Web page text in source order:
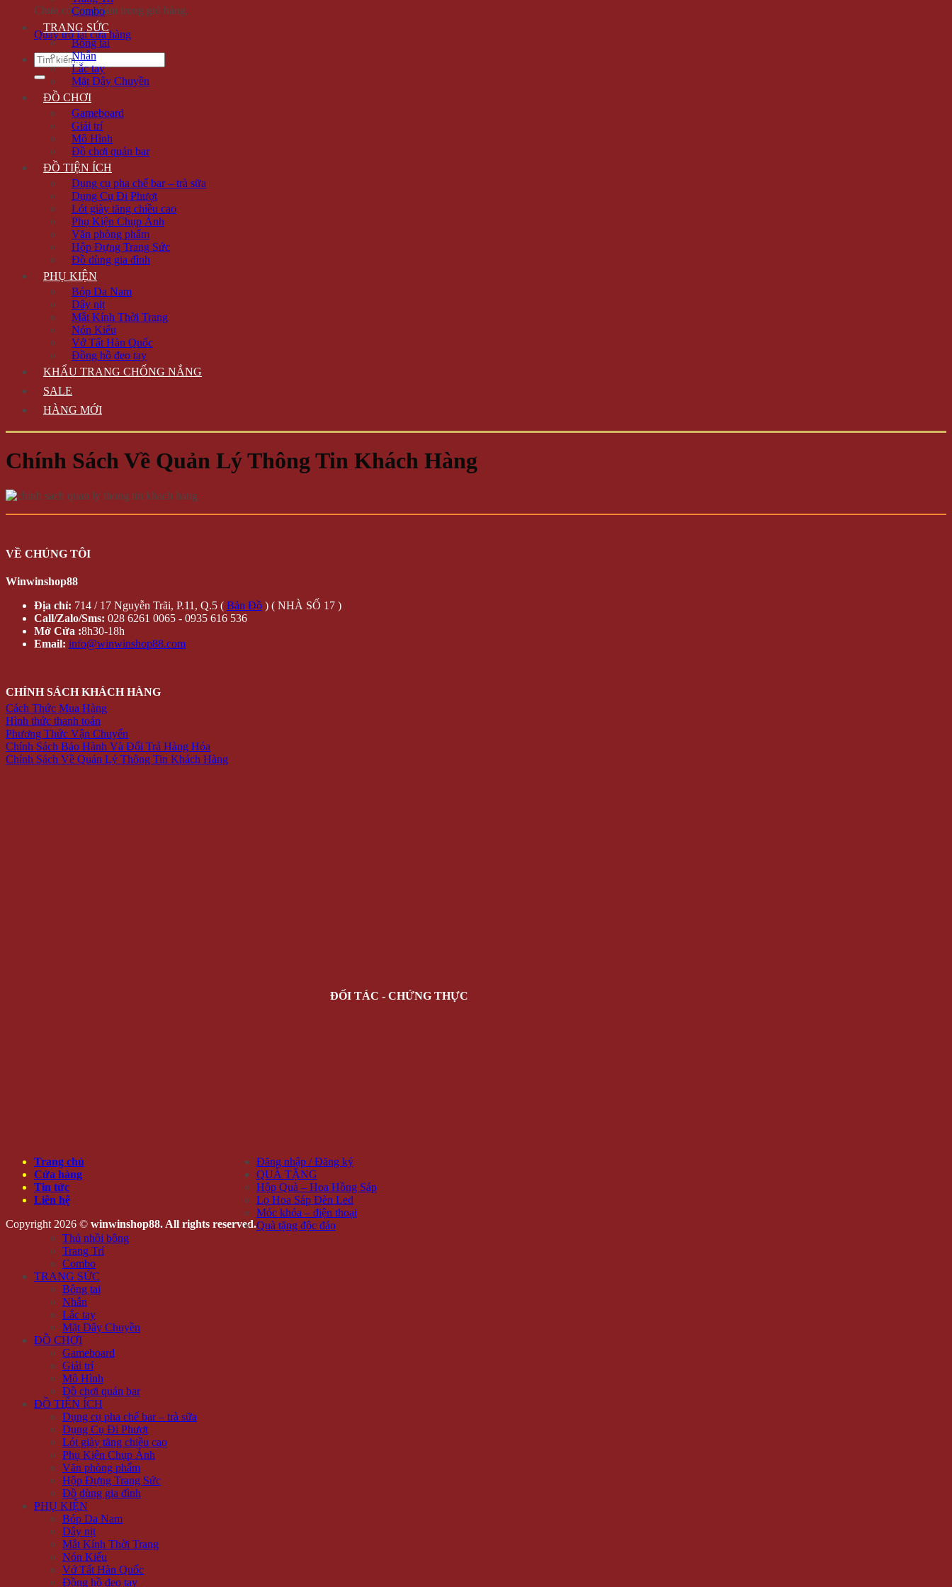
Chưa có sản phẩm trong giỏ hàng.
Quay trở lại cửa hàng
Tìm
kiếm:
Combo
TRANG SỨC
Bông tai
Nhẫn
Lắc tay
Mặt Dây Chuyền
ĐỒ CHƠI
Gameboard
Giải trí
Mô Hình
Đồ chơi quán bar
ĐỒ TIỆN ÍCH
Dụng cụ pha chế bar – trà sữa
Dụng Cụ Đi Phượt
Lót giày tăng chiều cao
Phụ Kiện Chụp Ảnh
Văn phòng phẩm
Hộp Đựng Trang Sức
Đồ dùng gia đình
PHỤ KIỆN
Bóp Da Nam
Dây nịt
Mắt Kính Thời Trang
Nón Kiểu
Vớ Tất Hàn Quốc
Đồng hồ đeo tay
KHẨU TRANG CHỐNG NẮNG
SALE
HÀNG MỚI
Chính Sách Về Quản Lý Thông Tin Khách Hàng
VỀ CHÚNG TÔI
Winwinshop88
Địa chỉ: 714 / 17 Nguyễn Trãi, P.11, Q.5 ( Bản Đồ ) ( NHÀ SỐ 17 )
Call/Zalo/Sms: 028 6261 0065 - 0935 616 536
Mở Cửa :8h30-18h
Email: info@winwinshop88.com
CHÍNH SÁCH KHÁCH HÀNG
Cách Thức Mua Hàng
Hình thức thanh toán
Phương Thức Vận Chuyển
Chính Sách Bảo Hành Và Đổi Trả Hàng Hóa
Chính Sách Về Quản Lý Thông Tin Khách Hàng
ĐỐI TÁC - CHỨNG THỰC
Trang chủ
Cửa hàng
Tin tức
Liên hệ
Copyright 2026 © winwinshop88. All rights reserved.
Đăng nhập / Đăng ký
QUÀ TẶNG
Hộp Quà – Hoa Hồng Sáp
Lọ Hoa Sáp Đèn Led
Móc khóa – điện thoại
Quà tặng độc đáo
Thú nhồi bông
Trang Trí
Combo
TRANG SỨC
Bông tai
Nhẫn
Lắc tay
Mặt Dây Chuyền
ĐỒ CHƠI
Gameboard
Giải trí
Mô Hình
Đồ chơi quán bar
ĐỒ TIỆN ÍCH
Dụng cụ pha chế bar – trà sữa
Dụng Cụ Đi Phượt
Lót giày tăng chiều cao
Phụ Kiện Chụp Ảnh
Văn phòng phẩm
Hộp Đựng Trang Sức
Đồ dùng gia đình
PHỤ KIỆN
Bóp Da Nam
Dây nịt
Mắt Kính Thời Trang
Nón Kiểu
Vớ Tất Hàn Quốc
Đồng hồ đeo tay